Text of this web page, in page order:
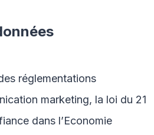
réglementations
marketing, la loi du 21
dans l’Economie